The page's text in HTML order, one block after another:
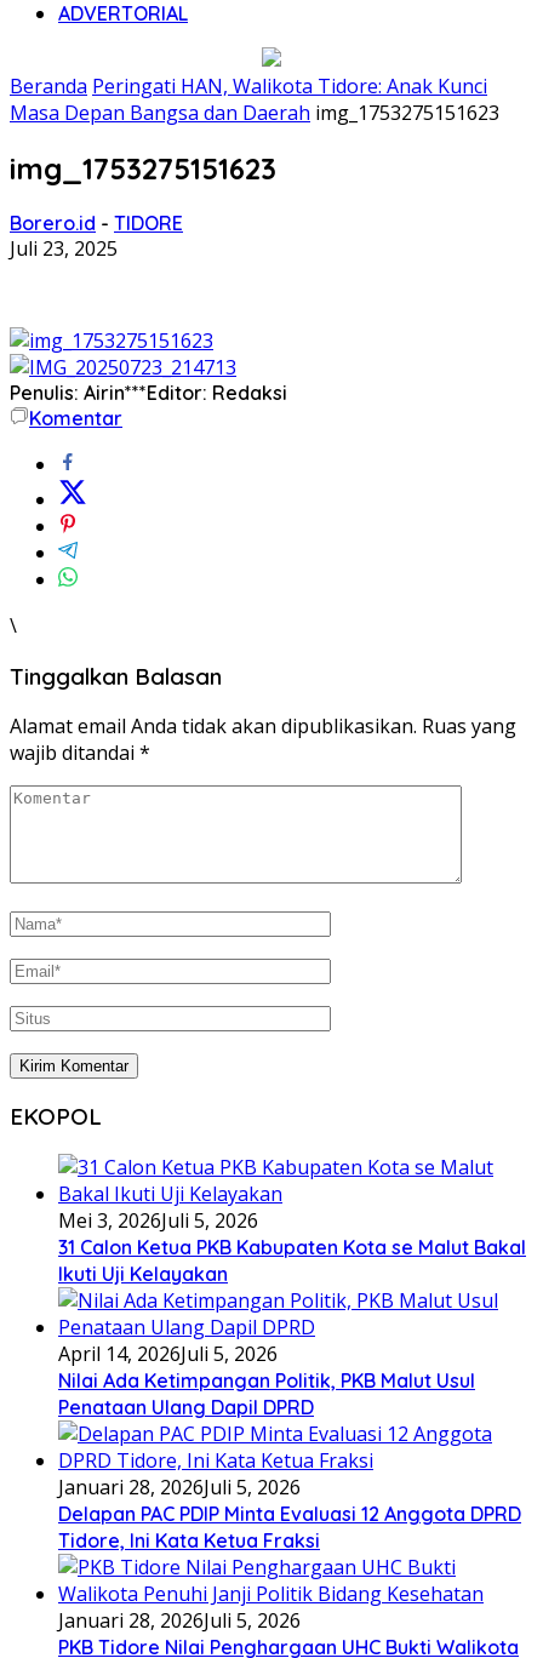
ADVERTORIAL
Beranda Peringati HAN, Walikota Tidore: Anak Kunci
Masa Depan Bangsa dan Daerah img_1753275151623
img_1753275151623
Borero.id - TIDORE
Juli 23, 2025
Penulis: Airin***Editor: Redaksi
Komentar
\
Tinggalkan Balasan
Alamat email Anda tidak akan dipublikasikan. Ruas yang
wajib ditandai *
EKOPOL
Mei 3, 2026Juli 5, 2026
31 Calon Ketua PKB Kabupaten Kota se Malut Bakal
Ikuti Uji Kelayakan
April 14, 2026Juli 5, 2026
Nilai Ada Ketimpangan Politik, PKB Malut Usul
Penataan Ulang Dapil DPRD
Januari 28, 2026Juli 5, 2026
Delapan PAC PDIP Minta Evaluasi 12 Anggota DPRD
Tidore, Ini Kata Ketua Fraksi
Januari 28, 2026Juli 5, 2026
PKB Tidore Nilai Penghargaan UHC Bukti Walikota